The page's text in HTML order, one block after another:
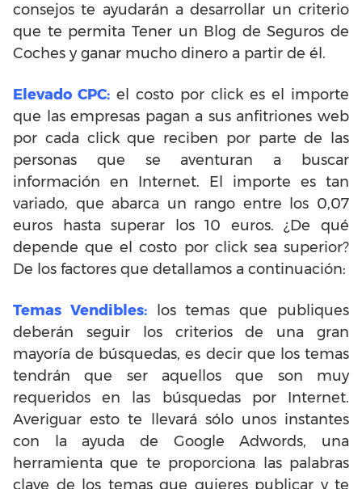
consejos te ayudarán a desarrollar un criterio
que te permita Tener un Blog de Seguros de
Coches y ganar mucho dinero a partir de él.
Elevado CPC: el costo por click es el importe
que las empresas pagan a sus anfitriones web
por cada click que reciben por parte de las
personas que se aventuran a buscar
información en Internet. El importe es tan
variado, que abarca un rango entre los 0,07
euros hasta superar los 10 euros. ¿De qué
depende que el costo por click sea superior?
De los factores que detallamos a continuación:
Temas Vendibles:los temas que publiques
deberán seguir los criterios de una gran
mayoría de búsquedas, es decir que los temas
tendrán que ser aquellos que son muy
requeridos en las búsquedas por Internet.
Averiguar esto te llevará sólo unos instantes
con la ayuda de Google Adwords, una
herramienta que te proporciona las palabras
clave de los temas que quieres publicar y te